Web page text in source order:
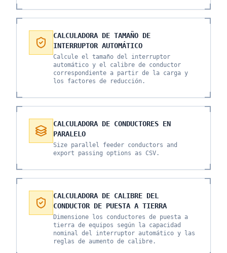
CALCULADORA DE TAMAÑO DE
INTERRUPTOR AUTOMÁTICO
Calcule el tamaño del interruptor
automático y el calibre de conductor
correspondiente a partir de la carga y
los factores de reducción.
CALCULADORA DE CONDUCTORES EN
PARALELO
Size parallel feeder conductors and
export passing options as CSV.
CALCULADORA DE CALIBRE DEL
CONDUCTOR DE PUESTA A TIERRA
Dimensione los conductores de puesta a
tierra de equipos según la capacidad
nominal del interruptor automático y las
reglas de aumento de calibre.